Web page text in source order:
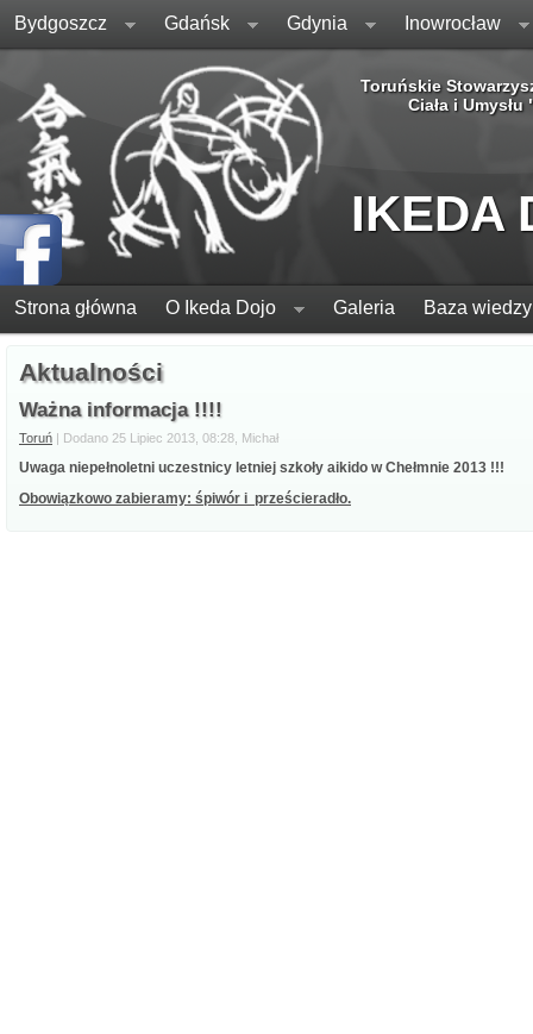
Bydgoszcz Gdańsk Gdynia Inowrocław
Toruńskie
Ciała i Umysłu
IKEDA
Strona główna O Ikeda Dojo Galeria Baza wiedzy
Aktualności
Ważna informacja !!!!
Toruń | Dodano 25 Lipiec 2013, 08:28, Michał
Uwaga niepełnoletni uczestnicy letniej szkoły aikido w Chełmnie 2013 !!!
Obowiązkowo zabieramy: śpiwór i prześcieradło.